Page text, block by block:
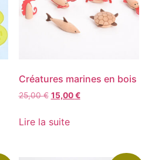
Créatures marines en bois
25,00€ 15,00€
Lire la suite